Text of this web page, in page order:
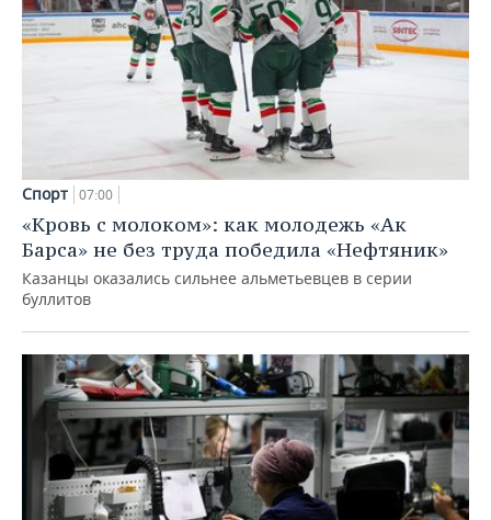
Спорт 07:00
«Кровь с молоком»: как молодежь «Ак
Барса» не без труда победила «Нефтяник»
Казанцы оказались сильнее альметьевцев в серии
буллитов